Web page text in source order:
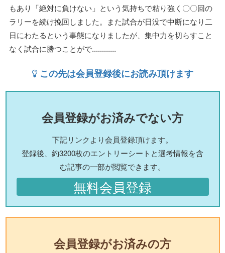
もあり「絶対に負けない」という気持ちで粘り強く〇〇回の
ラリーを続け挽回しました。また試合が日没で中断になり二
日にわたるという事態になりましたが、集中力を切らすこと
なく試合に勝つことがで............
この先は会員登録後にお読み頂けます
会員登録がお済みでない方
下記リンクより会員登録頂けます。
登録後、約3200枚のエントリーシートと選考情報を含
む記事の一部が閲覧できます。
無料会員登録
会員登録がお済みの方